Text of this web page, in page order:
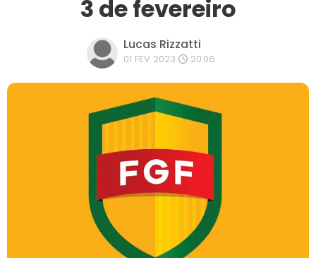
3 de fevereiro
Lucas Rizzatti
01 FEV 2023 20:06